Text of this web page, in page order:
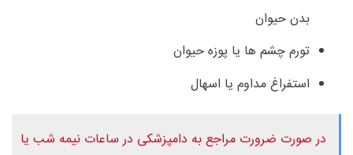
بدن حیوان
تورم چشم ها یا پوزه حیوان
استفراغ مداوم یا اسهال
در صورت ضرورت مراجع به دامپزشکی در ساعات نیمه شب یا